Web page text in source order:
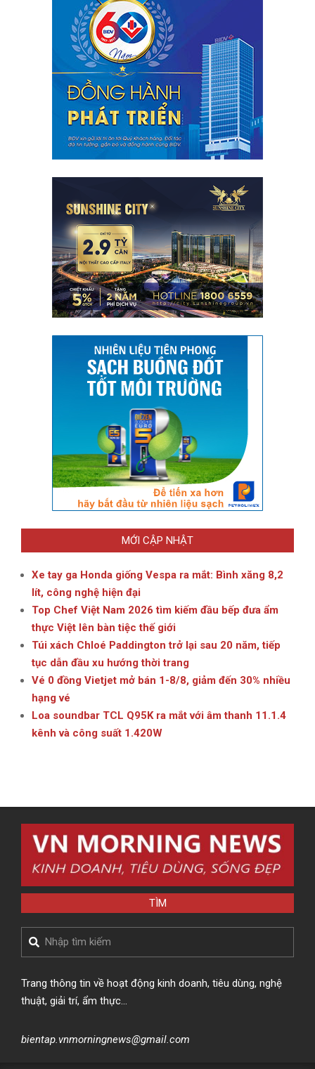
MỚI CẬP NHẬT
Xe tay ga Honda giống Vespa ra mắt: Bình xăng 8,2
lít, công nghệ hiện đại
Top Chef Việt Nam 2026 tìm kiếm đầu bếp đưa ẩm
thực Việt lên bàn tiệc thế giới
Túi xách Chloé Paddington trở lại sau 20 năm, tiếp
tục dẫn đầu xu hướng thời trang
Vé 0 đồng Vietjet mở bán 1-8/8, giảm đến 30% nhiều
hạng vé
Loa soundbar TCL Q95K ra mắt với âm thanh 11.1.4
kênh và công suất 1.420W
TÌM
Search
Trang thông tin về hoạt động kinh doanh, tiêu dùng, nghệ
thuật, giải trí, ẩm thực…
bientap.vnmorningnews@gmail.com